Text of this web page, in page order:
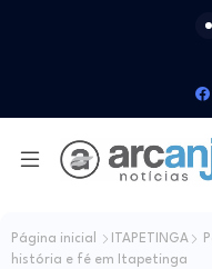
Página inicial ITAPETINGA
história e fé em Itapetinga